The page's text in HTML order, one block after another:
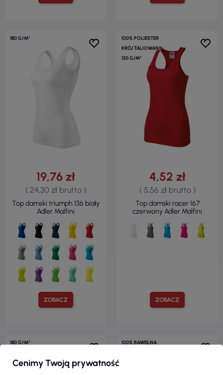
180 G/M²
ZOBACZ
19,76 zł
( 24,30 zł brutto )
Top damski triumph 136 biały
Adler Malfini
100% POLIESTER
KRÓJ TALIOWANY
130 G/M²
ZOBACZ
4,52 zł
( 5,56 zł brutto )
Top damski racer 167
czerwony Adler Malfini
180 G/M²
100% BAWEŁNA
Cenimy Twoją prywatność